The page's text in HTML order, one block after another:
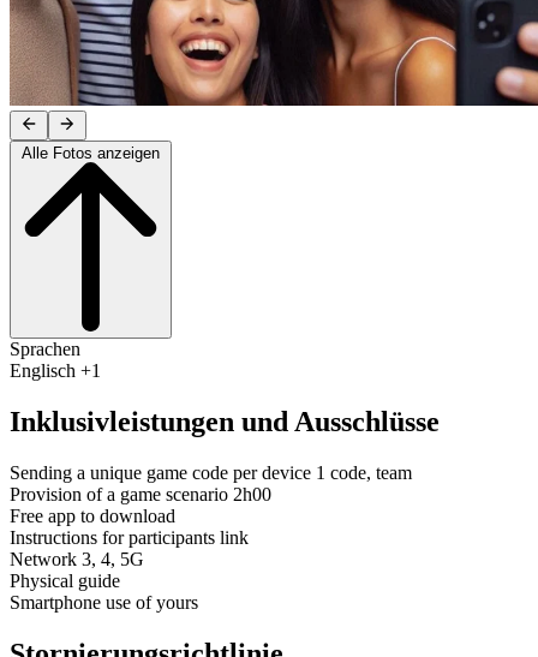
Sprachen
Englisch +1
Inklusivleistungen und Ausschlüsse
Sending a unique game code per device 1 code, team
Provision of a game scenario 2h00
Free app to download
Instructions for participants link
Network 3, 4, 5G
Physical guide
Smartphone use of yours